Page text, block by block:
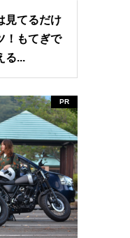
見てるだけ
！もてぎで
る...
PR